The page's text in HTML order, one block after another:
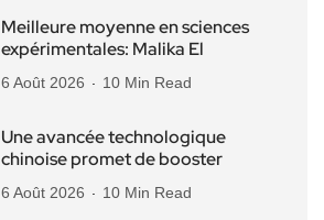
Meilleure moyenne en sciences
expérimentales: Malika El
6 Août 2026 10 Min Read
Une avancée technologique
chinoise promet de booster
6 Août 2026 10 Min Read